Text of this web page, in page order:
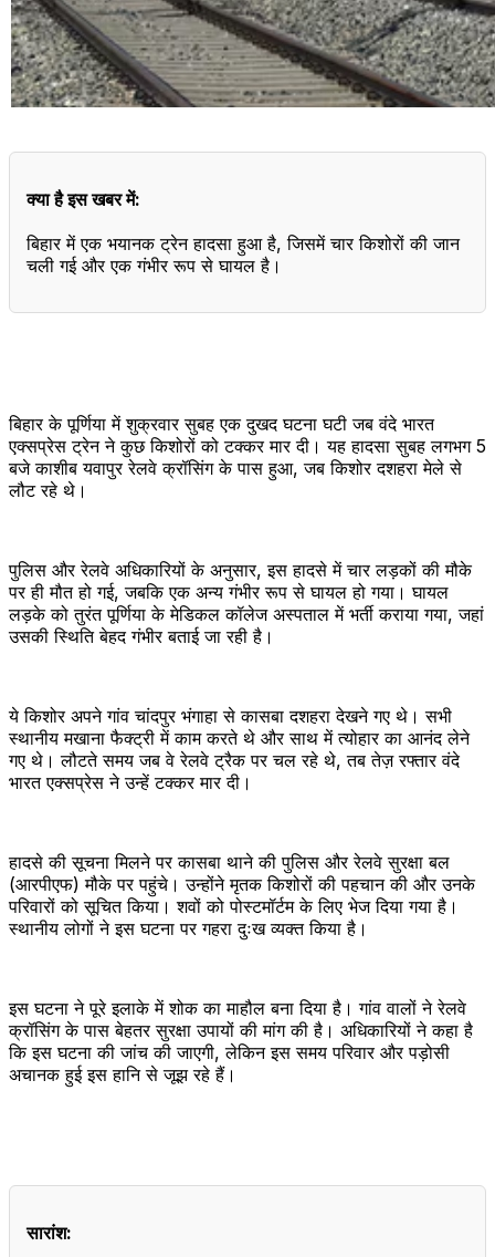
क्या है इस खबर में:
बिहार में एक भयानक ट्रेन हादसा हुआ है, जिसमें चार किशोरों की जान
चली गई और एक गंभीर रूप से घायल है।
बिहार के पूर्णिया में शुक्रवार सुबह एक दुखद घटना घटी जब वंदे भारत
एक्सप्रेस ट्रेन ने कुछ किशोरों को टक्कर मार दी। यह हादसा सुबह लगभग 5
बजे काशीब यवापुर रेलवे क्रॉसिंग के पास हुआ, जब किशोर दशहरा मेले से
लौट रहे थे।
पुलिस और रेलवे अधिकारियों के अनुसार, इस हादसे में चार लड़कों की मौके
पर ही मौत हो गई, जबकि एक अन्य गंभीर रूप से घायल हो गया। घायल
लड़के को तुरंत पूर्णिया के मेडिकल कॉलेज अस्पताल में भर्ती कराया गया, जहां
उसकी स्थिति बेहद गंभीर बताई जा रही है।
ये किशोर अपने गांव चांदपुर भंगाहा से कासबा दशहरा देखने गए थे। सभी
स्थानीय मखाना फैक्ट्री में काम करते थे और साथ में त्योहार का आनंद लेने
गए थे। लौटते समय जब वे रेलवे ट्रैक पर चल रहे थे, तब तेज़ रफ्तार वंदे
भारत एक्सप्रेस ने उन्हें टक्कर मार दी।
हादसे की सूचना मिलने पर कासबा थाने की पुलिस और रेलवे सुरक्षा बल
(आरपीएफ) मौके पर पहुंचे। उन्होंने मृतक किशोरों की पहचान की और उनके
परिवारों को सूचित किया। शवों को पोस्टमॉर्टम के लिए भेज दिया गया है।
स्थानीय लोगों ने इस घटना पर गहरा दुःख व्यक्त किया है।
इस घटना ने पूरे इलाके में शोक का माहौल बना दिया है। गांव वालों ने रेलवे
क्रॉसिंग के पास बेहतर सुरक्षा उपायों की मांग की है। अधिकारियों ने कहा है
कि इस घटना की जांच की जाएगी, लेकिन इस समय परिवार और पड़ोसी
अचानक हुई इस हानि से जूझ रहे हैं।
सारांश: